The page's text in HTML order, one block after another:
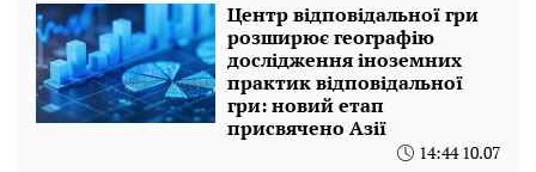
Центр відповідальної гри
розширює географію
дослідження іноземних
практик відповідальної
гри: новий етап
присвячено Азії
14:44 10.07